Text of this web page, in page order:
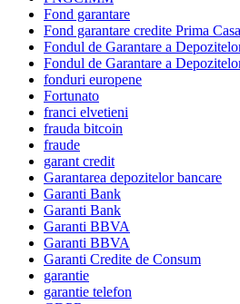
Fond garantare
Fond garantare credite Prima Casa
Fondul de Garantare a
Fondul de Garantare a
fonduri europene
Fortunato
franci elvetieni
frauda bitcoin
fraude
garant credit
Garantarea depozitelor bancare
Garanti Bank
Garanti Bank
Garanti BBVA
Garanti BBVA
Garanti Credite de Consum
garantie
garantie telefon